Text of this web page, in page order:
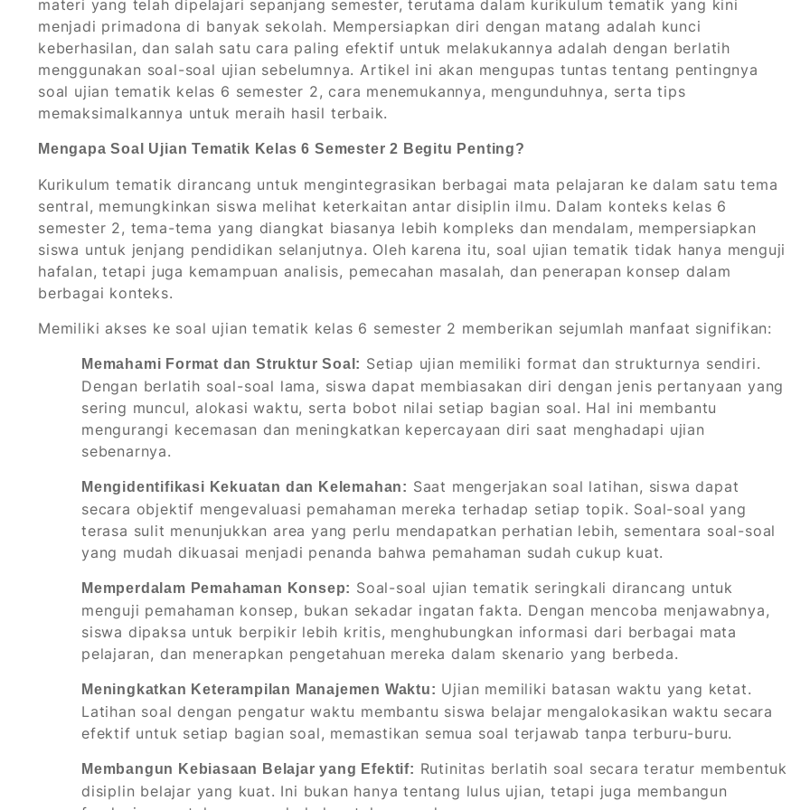
materi yang telah dipelajari sepanjang semester, terutama dalam kurikulum tematik yang kini
menjadi primadona di banyak sekolah. Mempersiapkan diri dengan matang adalah kunci
keberhasilan, dan salah satu cara paling efektif untuk melakukannya adalah dengan berlatih
menggunakan soal-soal ujian sebelumnya. Artikel ini akan mengupas tuntas tentang pentingnya
soal ujian tematik kelas 6 semester 2, cara menemukannya, mengunduhnya, serta tips
memaksimalkannya untuk meraih hasil terbaik.
Mengapa Soal Ujian Tematik Kelas 6 Semester 2 Begitu Penting?
Kurikulum tematik dirancang untuk mengintegrasikan berbagai mata pelajaran ke dalam satu tema
sentral, memungkinkan siswa melihat keterkaitan antar disiplin ilmu. Dalam konteks kelas 6
semester 2, tema-tema yang diangkat biasanya lebih kompleks dan mendalam, mempersiapkan
siswa untuk jenjang pendidikan selanjutnya. Oleh karena itu, soal ujian tematik tidak hanya menguji
hafalan, tetapi juga kemampuan analisis, pemecahan masalah, dan penerapan konsep dalam
berbagai konteks.
Memiliki akses ke soal ujian tematik kelas 6 semester 2 memberikan sejumlah manfaat signifikan:
Memahami Format dan Struktur Soal: Setiap ujian memiliki format dan strukturnya sendiri.
Dengan berlatih soal-soal lama, siswa dapat membiasakan diri dengan jenis pertanyaan yang
sering muncul, alokasi waktu, serta bobot nilai setiap bagian soal. Hal ini membantu
mengurangi kecemasan dan meningkatkan kepercayaan diri saat menghadapi ujian
sebenarnya.
Mengidentifikasi Kekuatan dan Kelemahan: Saat mengerjakan soal latihan, siswa dapat
secara objektif mengevaluasi pemahaman mereka terhadap setiap topik. Soal-soal yang
terasa sulit menunjukkan area yang perlu mendapatkan perhatian lebih, sementara soal-soal
yang mudah dikuasai menjadi penanda bahwa pemahaman sudah cukup kuat.
Memperdalam Pemahaman Konsep: Soal-soal ujian tematik seringkali dirancang untuk
menguji pemahaman konsep, bukan sekadar ingatan fakta. Dengan mencoba menjawabnya,
siswa dipaksa untuk berpikir lebih kritis, menghubungkan informasi dari berbagai mata
pelajaran, dan menerapkan pengetahuan mereka dalam skenario yang berbeda.
Meningkatkan Keterampilan Manajemen Waktu: Ujian memiliki batasan waktu yang ketat.
Latihan soal dengan pengatur waktu membantu siswa belajar mengalokasikan waktu secara
efektif untuk setiap bagian soal, memastikan semua soal terjawab tanpa terburu-buru.
Membangun Kebiasaan Belajar yang Efektif: Rutinitas berlatih soal secara teratur membentuk
disiplin belajar yang kuat. Ini bukan hanya tentang lulus ujian, tetapi juga membangun